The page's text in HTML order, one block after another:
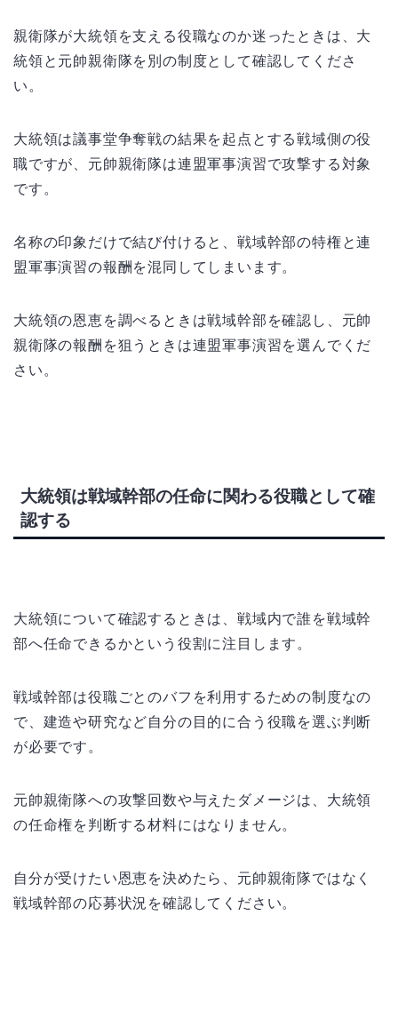
親衛隊が大統領を支える役職なのか迷ったときは、大
統領と元帥親衛隊を別の制度として確認してくださ
い。
大統領は議事堂争奪戦の結果を起点とする戦域側の役
職ですが、元帥親衛隊は連盟軍事演習で攻撃する対象
です。
名称の印象だけで結び付けると、戦域幹部の特権と連
盟軍事演習の報酬を混同してしまいます。
大統領の恩恵を調べるときは戦域幹部を確認し、元帥
親衛隊の報酬を狙うときは連盟軍事演習を選んでくだ
さい。
大統領は戦域幹部の任命に関わる役職として確
認する
大統領について確認するときは、戦域内で誰を戦域幹
部へ任命できるかという役割に注目します。
戦域幹部は役職ごとのバフを利用するための制度なの
で、建造や研究など自分の目的に合う役職を選ぶ判断
が必要です。
元帥親衛隊への攻撃回数や与えたダメージは、大統領
の任命権を判断する材料にはなりません。
自分が受けたい恩恵を決めたら、元帥親衛隊ではなく
戦域幹部の応募状況を確認してください。